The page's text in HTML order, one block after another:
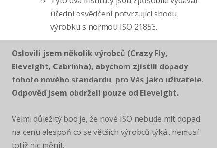
úřední osvědčení potvrzující shodu
výrobku s normou ISO 21853.
Oslovili jsem několik výrobců (Crazy Fly,
Eleveight, Cabrinha), abychom zjistili dopady
tohoto nového standardu pro Vás jako uživatele.
Odpověď jsem obdrželi pouze od Eleveight.
Velmi důležitý bod je, že nové ISO nebude mít dopad
na cenu alespoň co se větších výrobců týká.. nemusí
totiž nic měnit.